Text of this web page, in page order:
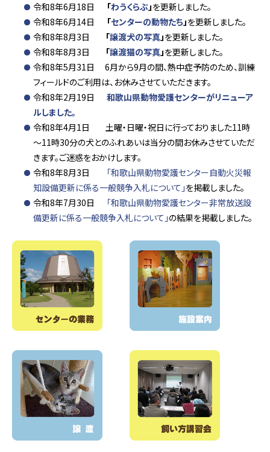
令和8年6月18日 「わうくらぶ」を更新しました。
令和8年6月14日 「センターの動物たち」を更新しました。
令和8年8月3日 「譲渡犬の写真」を更新しました。
令和8年8月3日 「譲渡猫の写真」を更新しました。
令和8年5月31日 6月から9月の間、熱中症予防のため、訓練
フィールドのご利用は、お休みさせていただきます。
令和8年2月19日 和歌山県動物愛護センターがリニューア
ルしました。
令和8年4月1日 土曜・日曜・祝日に行っておりました11時
～11時30分の犬とのふれあいは当分の間お休みさせていただ
きます。ご迷惑をおかけします。
令和8年8月3日 「和歌山県動物愛護センター自動火災報
知設備更新に係る一般競争入札について」を掲載しました。
令和8年7月30日 「和歌山県動物愛護センター非常放送設
備更新に係る一般競争入札について」の結果を掲載しました。